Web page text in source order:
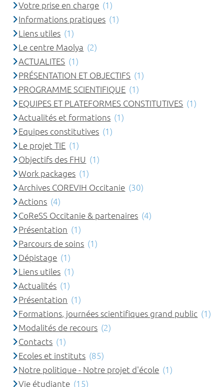
Votre prise en charge (1)
Informations pratiques (1)
Liens utiles (1)
Le centre Maolya (2)
ACTUALITES (1)
PRÉSENTATION ET OBJECTIFS (1)
PROGRAMME SCIENTIFIQUE (1)
EQUIPES ET PLATEFORMES CONSTITUTIVES (1)
Actualités et formations (1)
Equipes constitutives (1)
Le projet TIE (1)
Objectifs des FHU (1)
Work packages (1)
Archives COREVIH Occitanie (30)
Actions (4)
CoReSS Occitanie & partenaires (4)
Présentation (1)
Parcours de soins (1)
Dépistage (1)
Liens utiles (1)
Actualités (1)
Présentation (1)
Formations, journées scientifiques grand public (1)
Modalités de recours (2)
Contacts (1)
Ecoles et instituts (85)
Notre politique - Notre projet d'école (1)
Vie étudiante (15)